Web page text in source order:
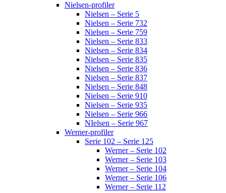
Nielsen-profiler
Nielsen – Serie 5
Nielsen – Serie 732
Nielsen – Serie 759
Nielsen – Serie 833
Nielsen – Serie 834
Nielsen – Serie 835
Nielsen – Serie 836
Nielsen – Serie 837
Nielsen – Serie 848
Nielsen – Serie 910
Nielsen – Serie 935
Nielsen – Serie 966
NIelsen – Serie 967
Werner-profiler
Serie 102 – Serie 125
Werner – Serie 102
Werner – Serie 103
Werner – Serie 104
Werner – Serie 106
Werner – Serie 112